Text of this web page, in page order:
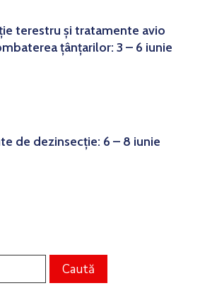
terestru și tratamente avio
țânțarilor: 3 – 6 iunie
de dezinsecție: 6 – 8 iunie